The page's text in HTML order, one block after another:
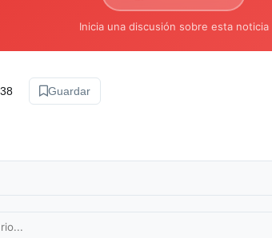
Inicia una discusión sobre esta noticia
Guardar